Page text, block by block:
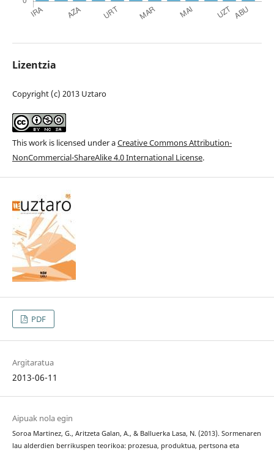
Lizentzia
Copyright (c) 2013 Uztaro
This work is licensed under aCreative Commons Attribution-
NonCommercial-ShareAlike 4.0 International License.
PDF
Argitaratua
2013-06-11
Aipuak nola egin
Soroa Martinez, G., Aritzeta Galan, A., & Balluerka Lasa, N. (2013). Sormenaren
lau alderdien berrikuspen teorikoa: prozesua, produktua, pertsona eta